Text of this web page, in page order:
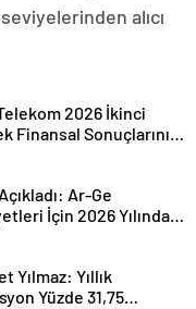
alıcı
2026 İkinci
Finansal Sonuçlarını
Yarı Yıl Geliri 142
Aştı
Ar-Ge
İçin 2026 Yılında
Lira Tahsis Edildi
Yılmaz: Yıllık
Yüzde 31,75